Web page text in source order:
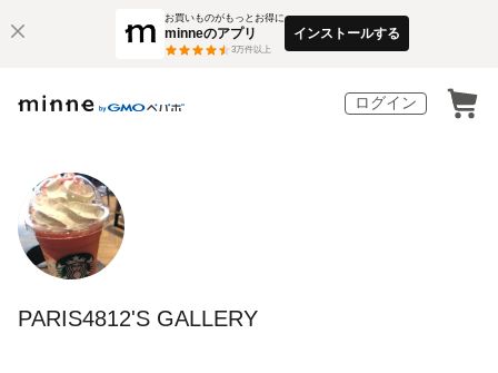
お買いものがもっとお得に
minneのアプリ
3万件以上
インストールする
ログイン
PARIS4812'S GALLERY